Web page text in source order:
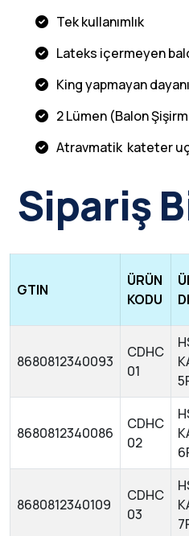
Tek kullanımlık
Lateks içermeyen
King yapmayan
2 Lümen (Balon
Atravmatik kateter
Sipariş
GTIN
ÜRÜN
KODU
8680812340093
CDHC
01
8680812340086
CDHC
02
8680812340109
CDHC
03